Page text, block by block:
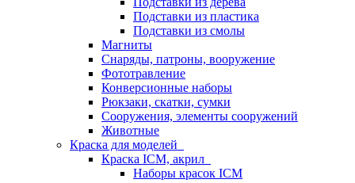
Подставки из пластика
Подставки из смолы
Магниты
Снаряды, патроны, вооружение
Фототравление
Конверсионные наборы
Рюкзаки, скатки, сумки
Сооружения, элементы сооружений
Животные
Краска для моделей
Краска ICM, акрил
Наборы красок ICM